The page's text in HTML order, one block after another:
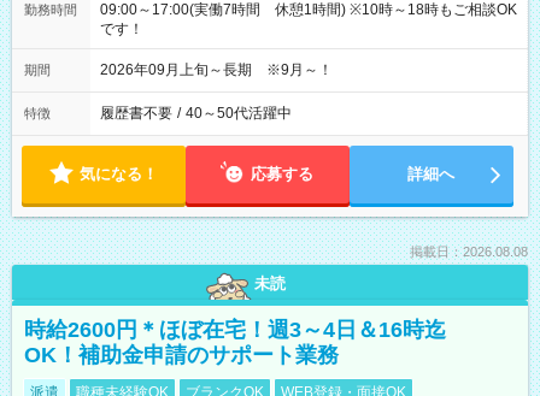
勤務時間
09:00～17:00(実働7時間 休憩1時間) ※10時～18時もご相談OK
です！
期間 2026年09月上旬～長期 ※9月～！
特徴 履歴書不要 / 40～50代活躍中
気になる！ 応募する 詳細へ
掲載日：2026.08.08
未読
時給2600円＊ほぼ在宅！週3～4日＆16時迄
OK！補助金申請のサポート業務
派遣 職種未経験OK ブランクOK WEB登録・面接OK